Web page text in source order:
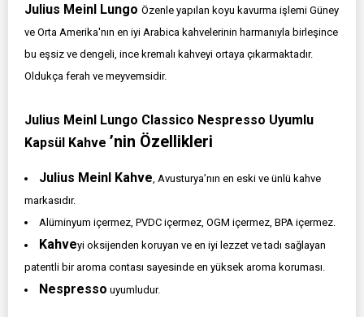
Julius Meinl Lungo Özenle yapılan koyu kavurma işlemi Güney
ve Orta Amerika'nın en iyi Arabica kahvelerinin harmanıyla birleşince
bu eşsiz ve dengeli, ince kremalı kahveyi ortaya çıkarmaktadır.
Oldukça ferah ve meyvemsidir.
Julius Meinl Lungo Classico Nespresso Uyumlu
Kapsül Kahve ’nin Özellikleri
Julius Meinl Kahve, Avusturya’nın en eski ve ünlü kahve
markasıdır.
Alüminyum içermez, PVDC içermez, OGM içermez, BPA içermez.
Kahveyi oksijenden koruyan ve en iyi lezzet ve tadı sağlayan
patentli bir aroma contası sayesinde en yüksek aroma koruması.
Nespresso uyumludur.